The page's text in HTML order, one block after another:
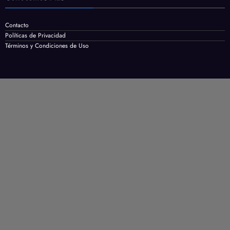
Contacto
Políticas de Privacidad
Términos y Condiciones de Uso